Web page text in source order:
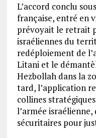
L’accord conclu
française, entré en
prévoyait le retrait
israéliennes du
redéploiement de
Litani et le
Hezbollah dans la
tard, l’application
collines
l’armée
sécuritaires pour